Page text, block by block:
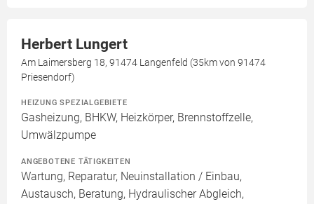
Herbert Lungert
Am Laimersberg 18, 91474 Langenfeld (35km von 91474
Priesendorf)
HEIZUNG SPEZIALGEBIETE
Gasheizung, BHKW, Heizkörper, Brennstoffzelle,
Umwälzpumpe
ANGEBOTENE TÄTIGKEITEN
Wartung, Reparatur, Neuinstallation / Einbau,
Austausch, Beratung, Hydraulischer Abgleich,